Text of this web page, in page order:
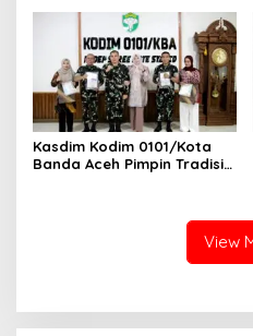
Kasdim Kodim 0101/Kota
Banda Aceh Pimpin Tradisi
View